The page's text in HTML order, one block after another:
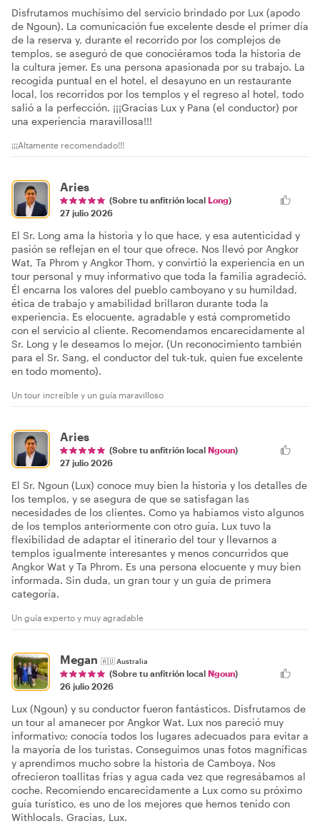
Disfrutamos muchísimo del servicio brindado por Lux (apodo
de Ngoun). La comunicación fue excelente desde el primer día
de la reserva y, durante el recorrido por los complejos de
templos, se aseguró de que conociéramos toda la historia de
la cultura jemer. Es una persona apasionada por su trabajo. La
recogida puntual en el hotel, el desayuno en un restaurante
local, los recorridos por los templos y el regreso al hotel, todo
salió a la perfección. ¡¡¡Gracias Lux y Pana (el conductor) por
una experiencia maravillosa!!!
¡¡¡Altamente recomendado!!!
Aries
(Sobre tu anfitrión local Long)
27 julio 2026
El Sr. Long ama la historia y lo que hace, y esa autenticidad y
pasión se reflejan en el tour que ofrece. Nos llevó por Angkor
Wat, Ta Phrom y Angkor Thom, y convirtió la experiencia en un
tour personal y muy informativo que toda la familia agradeció.
Él encarna los valores del pueblo camboyano y su humildad,
ética de trabajo y amabilidad brillaron durante toda la
experiencia. Es elocuente, agradable y está comprometido
con el servicio al cliente. Recomendamos encarecidamente al
Sr. Long y le deseamos lo mejor. (Un reconocimiento también
para el Sr. Sang, el conductor del tuk-tuk, quien fue excelente
en todo momento).
Un tour increíble y un guía maravilloso
Aries
(Sobre tu anfitrión local Ngoun)
27 julio 2026
El Sr. Ngoun (Lux) conoce muy bien la historia y los detalles de
los templos, y se asegura de que se satisfagan las
necesidades de los clientes. Como ya habíamos visto algunos
de los templos anteriormente con otro guía, Lux tuvo la
flexibilidad de adaptar el itinerario del tour y llevarnos a
templos igualmente interesantes y menos concurridos que
Angkor Wat y Ta Phrom. Es una persona elocuente y muy bien
informada. Sin duda, un gran tour y un guía de primera
categoría.
Un guía experto y muy agradable
Megan 🇦🇺Australia
(Sobre tu anfitrión local Ngoun)
26 julio 2026
Lux (Ngoun) y su conductor fueron fantásticos. Disfrutamos de
un tour al amanecer por Angkor Wat. Lux nos pareció muy
informativo; conocía todos los lugares adecuados para evitar a
la mayoría de los turistas. Conseguimos unas fotos magníficas
y aprendimos mucho sobre la historia de Camboya. Nos
ofrecieron toallitas frías y agua cada vez que regresábamos al
coche. Recomiendo encarecidamente a Lux como su próximo
guía turístico, es uno de los mejores que hemos tenido con
Withlocals. Gracias, Lux.